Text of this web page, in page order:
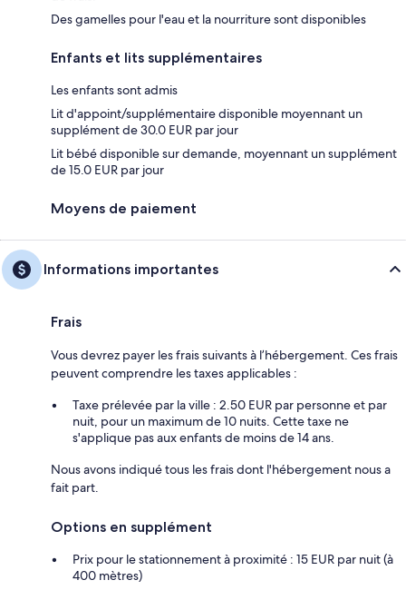
Des gamelles pour l'eau et la nourriture sont disponibles
Enfants et lits supplémentaires
Les enfants sont admis
Lit d'appoint/supplémentaire disponible moyennant un
supplément de 30.0 EUR par jour
Lit bébé disponible sur demande, moyennant un supplément
de 15.0 EUR par jour
Moyens de paiement
Informations importantes
Frais
Vous devrez payer les frais suivants à l’hébergement. Ces frais
peuvent comprendre les taxes applicables :
Taxe prélevée par la ville : 2.50 EUR par personne et par
nuit, pour un maximum de 10 nuits. Cette taxe ne
s'applique pas aux enfants de moins de 14 ans.
Nous avons indiqué tous les frais dont l'hébergement nous a
fait part.
Options en supplément
Prix pour le stationnement à proximité : 15 EUR par nuit (à
400 mètres)